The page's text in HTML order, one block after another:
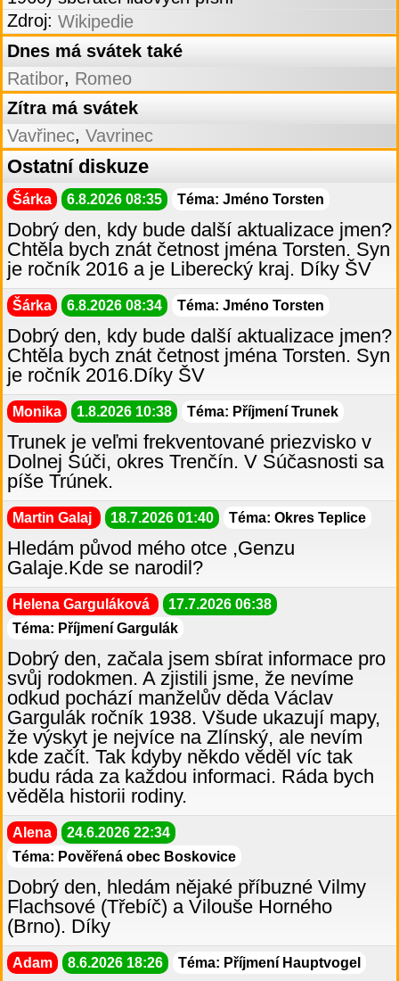
Zdroj: Wikipedie
Dnes má svátek také
Ratibor, Romeo
Zítra má svátek
Vavřinec, Vavrinec
Ostatní diskuze
Šárka 6.8.2026 08:35 Téma: Jméno Torsten
Dobrý den, kdy bude další aktualizace jmen?
Chtěla bych znát četnost jména Torsten. Syn
je ročník 2016 a je Liberecký kraj. Díky ŠV
Šárka 6.8.2026 08:34 Téma: Jméno Torsten
Dobrý den, kdy bude další aktualizace jmen?
Chtěla bych znát četnost jména Torsten. Syn
je ročník 2016.Díky ŠV
Monika 1.8.2026 10:38 Téma: Příjmení Trunek
Trunek je veľmi frekventované priezvisko v
Dolnej Súči, okres Trenčín. V Súčasnosti sa
píše Trúnek.
Martin Galaj 18.7.2026 01:40 Téma: Okres Teplice
Hledám původ mého otce ,Genzu
Galaje.Kde se narodil?
Helena Garguláková
17.7.2026 06:38
Téma: Příjmení Gargulák
Dobrý den, začala jsem sbírat informace pro
svůj rodokmen. A zjistili jsme, že nevíme
odkud pochází manželův děda Václav
Gargulák ročník 1938. Všude ukazují mapy,
že výskyt je nejvíce na Zlínský, ale nevím
kde začít. Tak kdyby někdo věděl víc tak
budu ráda za každou informaci. Ráda bych
věděla historii rodiny.
Alena
24.6.2026 22:34
Téma: Pověřená obec Boskovice
Dobrý den, hledám nějaké příbuzné Vilmy
Flachsové (Třebíč) a Vilouše Horného
(Brno). Díky
Adam 8.6.2026 18:26 Téma: Příjmení Hauptvogel